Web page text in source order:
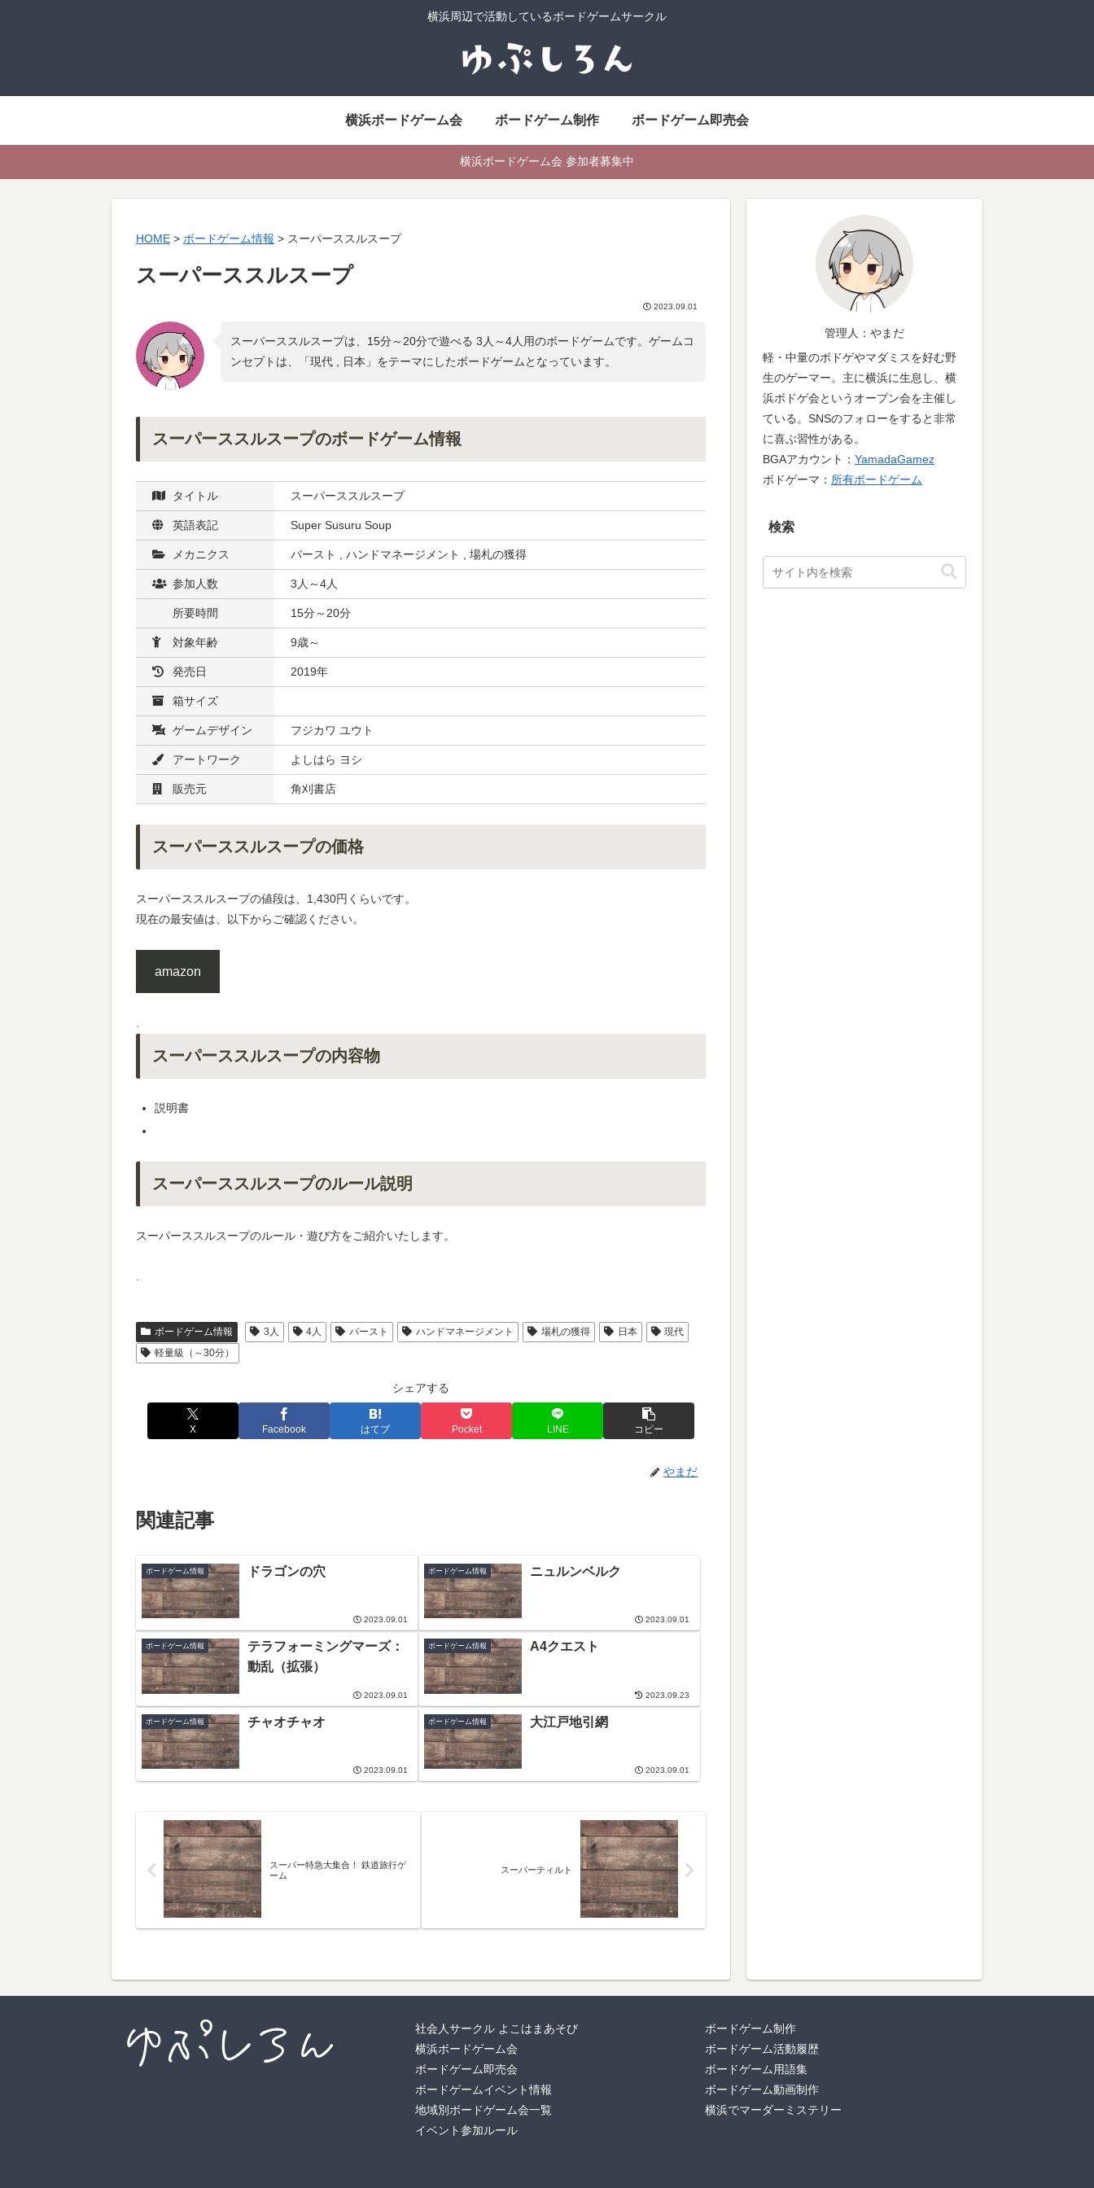
横浜周辺で活動しているボードゲームサークル
横浜ボードゲーム会 ボードゲーム制作 ボードゲーム即売会
横浜ボードゲーム会 参加者募集中
HOME > ボードゲーム情報 > スーパーススルスープ
スーパーススルスープ
2023.09.01
スーパーススルスープは、15分～20分で遊べる 3人～4人用のボードゲームです。ゲームコ
ンセプトは、「現代 , 日本 」をテーマにしたボードゲームとなっています。
スーパーススルスープのボードゲーム情報
タイトル スーパーススルスープ
英語表記 Super Susuru Soup
メカニクス バースト , ハンドマネージメント , 場札の獲得
参加人数 3人～4人
所要時間 15分～20分
対象年齢 9歳～
発売日 2019年
箱サイズ
ゲームデザイン フジカワ ユウト
アートワーク よしはら ヨシ
販売元 角刈書店
スーパーススルスープの価格
スーパーススルスープの値段は、1,430円くらいです。
現在の最安値は、以下からご確認ください。
amazon
.
スーパーススルスープの内容物
説明書
スーパーススルスープのルール説明
スーパーススルスープのルール・遊び方をご紹介いたします。
.
ボードゲーム情報 3人 4人 バースト ハンドマネージメント 場札の獲得 日本
現代
軽量級（～30分）
シェアする
X Facebook はてブ Pocket LINE コピー
やまだ
関連記事
ボードゲーム情報 ドラゴンの穴
2023.09.01
ボードゲーム情報 ニュルンベルク
2023.09.01
ボードゲーム情報
テラフォーミングマーズ：
動乱（拡張）
2023.09.01
ボードゲーム情報 A4クエスト
2023.09.23
ボードゲーム情報 チャオチャオ
2023.09.01
ボードゲーム情報 大江戸地引網
2023.09.01
スーパー特急大集合！ 鉄道旅行ゲ
ーム
スーパーティルト
管理人：やまだ
軽・中量のボドゲやマダミスを好む野
生のゲーマー。主に横浜に生息し、横
浜ボドゲ会というオープン会を主催し
ている。SNSのフォローをすると非常
に喜ぶ習性がある。
BGAアカウント： YamadaGamez
ボドゲーマ： 所有ボードゲーム
検索
社会人サークル よこはまあそび
横浜ボードゲーム会
ボードゲーム即売会
ボードゲームイベント情報
地域別ボードゲーム会一覧
イベント参加ルール
ボードゲーム制作
ボードゲーム活動履歴
ボードゲーム用語集
ボードゲーム動画制作
横浜でマーダーミステリー